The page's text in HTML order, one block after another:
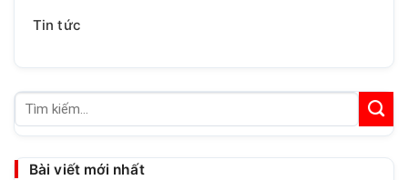
Tin tức
Tìm
kiếm:
Bài viết mới nhất